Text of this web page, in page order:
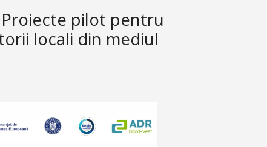
Proiecte pilot pentru
locali din mediul